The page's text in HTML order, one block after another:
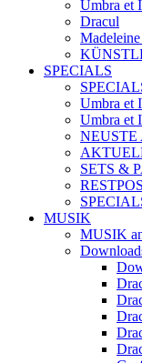
Umbra et
Dracul
SPECIALS
Umbra et
Umbra et
NEUSTE
SETS &
MUSIK
MUSIK